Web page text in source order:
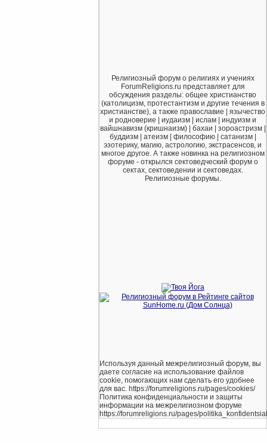
Религиозный форум о религиях и учениях
ForumReligions.ru представляет для
обсуждения разделы: общее христианство
(католицизм, протестантизм и другие течения в
христианстве), а также православие | язычество
и родноверие | иудаизм | ислам | индуизм и
вайшнавизм (кришнаизм) | бахаи | зороастризм |
буддизм | атеизм | философию | сатанизм |
эзотерику, магию, астрологию, экстрасенсов, и
многое другое. А также новинка на религиозном
форуме - открылся сектоведческий форум о
сектах, сектоведении и сектоведах.
Религиозные форумы.
Используя данный межрелигиозный форум, вы
даете согласие на использование файлов
cookie, помогающих нам сделать его удобнее
для вас. https://forumreligions.ru/pages/cookies/
Политика конфиденциальности и защиты
информации на межрелигиозном форуме
https://forumreligions.ru/pages/